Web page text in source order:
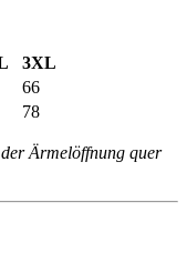
3XL
66
78
Ärmelöffnung quer